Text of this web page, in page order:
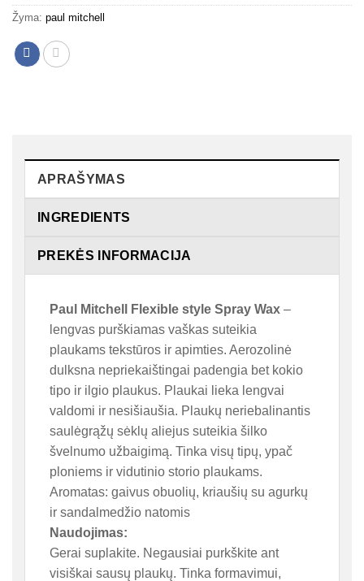
Žyma: paul mitchell
APRAŠYMAS
INGREDIENTS
PREKĖS INFORMACIJA
Paul Mitchell Flexible style Spray Wax –
lengvas purškiamas vaškas suteikia
plaukams tekstūros ir apimties. Aerozolinė
dulksna nepriekaištingai padengia bet kokio
tipo ir ilgio plaukus. Plaukai lieka lengvai
valdomi ir nesišiaušia. Plaukų neriebalinantis
saulėgrąžų sėklų aliejus suteikia šilko
švelnumo užbaigimą. Tinka visų tipų, ypač
ploniems ir vidutinio storio plaukams.
Aromatas: gaivus obuolių, kriaušių su agurkų
ir sandalmedžio natomis
Naudojimas:
Gerai suplakite. Negausiai purkškite ant
visiškai sausų plaukų. Tinka formavimui,